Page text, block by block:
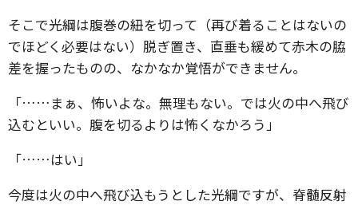
そこで光綱は腹巻の紐を切って（再び着ることはないの
でほどく必要はない）脱ぎ置き、直垂も緩めて赤木の脇
差を握ったものの、なかなか覚悟ができません。
「……まぁ、怖いよな。無理もない。では火の中へ飛び
込むといい。腹を切るよりは怖くなかろう」
「……はい」
今度は火の中へ飛び込もうとした光綱ですが、脊髄反射